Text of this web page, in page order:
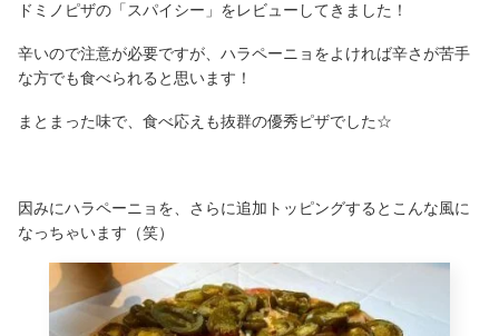
ドミノピザの「スパイシー」をレビューしてきました！
辛いので注意が必要ですが、ハラペーニョをよければ辛さが苦手
な方でも食べられると思います！
まとまった味で、食べ応えも抜群の優秀ピザでした☆
因みにハラペーニョを、さらに追加トッピングするとこんな風に
なっちゃいます（笑）